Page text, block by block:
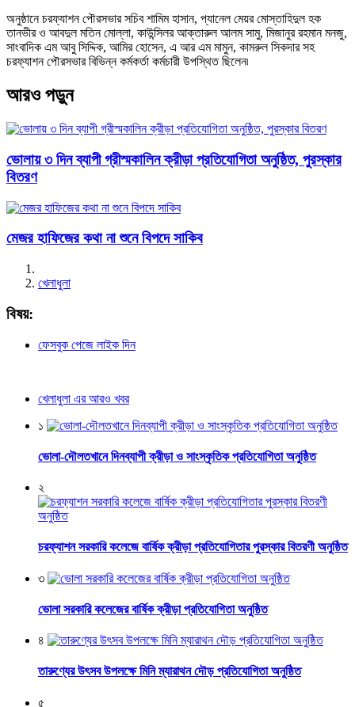
অনুষ্ঠানে চরফ্যাশন পৌরসভার সচিব শামিম হাসান, প্যানেল মেয়র মোস্তাহিদুল হক
তানভীর ও আবদুল মতিন মোল্লা, কাউন্সিলর আক্তারুল আলম সামু, মিজানুর রহমান মনজু,
সাংবাদিক এম আবু সিদ্দিক, আমির হোসেন, এ আর এম মামুন, কামরুল সিকদার সহ
চরফ্যাশন পৌরসভার বিভিন্ন কর্মকর্তা কর্মচারী উপস্থিত ছিলেন৷
আরও পড়ুন
ভোলায় ৩ দিন ব্যাপী গ্রীস্মকালিন ক্রীড়া প্রতিযোগিতা অনুষ্ঠিত, পুরস্কার
বিতরণ
মেজর হাফিজের কথা না শুনে বিপদে সাকিব
খেলাধুলা
বিষয়:
ফেসবুক পেজে লাইক দিন
খেলাধুলা এর আরও খবর
১
ভোলা-দৌলতখানে দিনব্যাপী ক্রীড়া ও সাংস্কৃতিক প্রতিযোগিতা অনুষ্ঠিত
২
চরফ্যাশন সরকারি কলেজে বার্ষিক ক্রীড়া প্রতিযোগিতার পুরস্কার বিতরণী অনুষ্ঠিত
৩
ভোলা সরকারি কলেজের বার্ষিক ক্রীড়া প্রতিযোগিতা অনুষ্ঠিত
৪
তারুণ্যের উৎসব উপলক্ষে মিনি ম্যারাথন দৌড় প্রতিযোগিতা অনুষ্ঠিত
৫